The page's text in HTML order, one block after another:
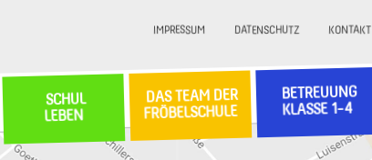
IMPRESSUM DATENSCHUTZ KONTAKT
SCHUL
LEBEN
DAS TEAM DER
FRÖBELSCHULE
BETREUUNG
KLASSE 1-4